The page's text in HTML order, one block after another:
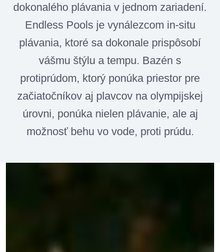
dokonalého plávania v jednom zariadení.
Endless Pools je vynálezcom in-situ
plávania, ktoré sa dokonale prispôsobí
vášmu štýlu a tempu. Bazén s
protiprúdom, ktorý ponúka priestor pre
začiatočníkov aj plavcov na olympijskej
úrovni, ponúka nielen plávanie, ale aj
možnosť behu vo vode, proti prúdu.